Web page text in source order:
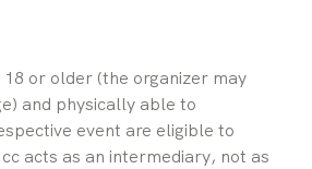
or older (the organizer may
and physically able to
event are eligible to
acts as an intermediary, not as